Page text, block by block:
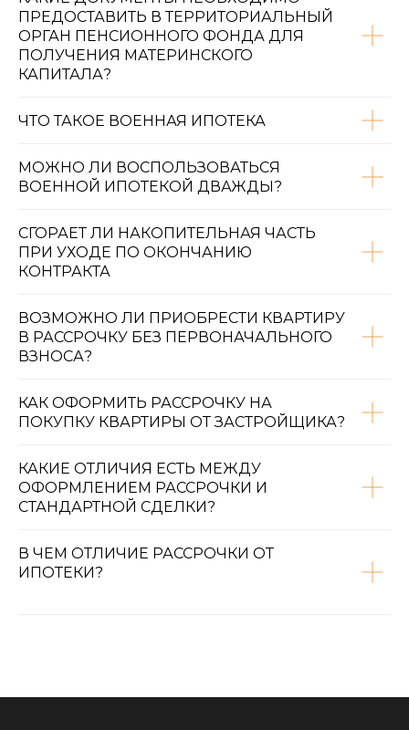
ПРЕДОСТАВИТЬ В ТЕРРИТОРИАЛЬНЫЙ
ОРГАН ПЕНСИОННОГО ФОНДА ДЛЯ
ПОЛУЧЕНИЯ МАТЕРИНСКОГО
КАПИТАЛА?
ЧТО ТАКОЕ ВОЕННАЯ ИПОТЕКА
МОЖНО ЛИ ВОСПОЛЬЗОВАТЬСЯ
ВОЕННОЙ ИПОТЕКОЙ ДВАЖДЫ?
СГОРАЕТ ЛИ НАКОПИТЕЛЬНАЯ ЧАСТЬ
ПРИ УХОДЕ ПО ОКОНЧАНИЮ
КОНТРАКТА
ВОЗМОЖНО ЛИ ПРИОБРЕСТИ КВАРТИРУ
В РАССРОЧКУ БЕЗ ПЕРВОНАЧАЛЬНОГО
ВЗНОСА?
КАК ОФОРМИТЬ РАССРОЧКУ НА
ПОКУПКУ КВАРТИРЫ ОТ ЗАСТРОЙЩИКА?
КАКИЕ ОТЛИЧИЯ ЕСТЬ МЕЖДУ
ОФОРМЛЕНИЕМ РАССРОЧКИ И
СТАНДАРТНОЙ СДЕЛКИ?
В ЧЕМ ОТЛИЧИЕ РАССРОЧКИ ОТ
ИПОТЕКИ?